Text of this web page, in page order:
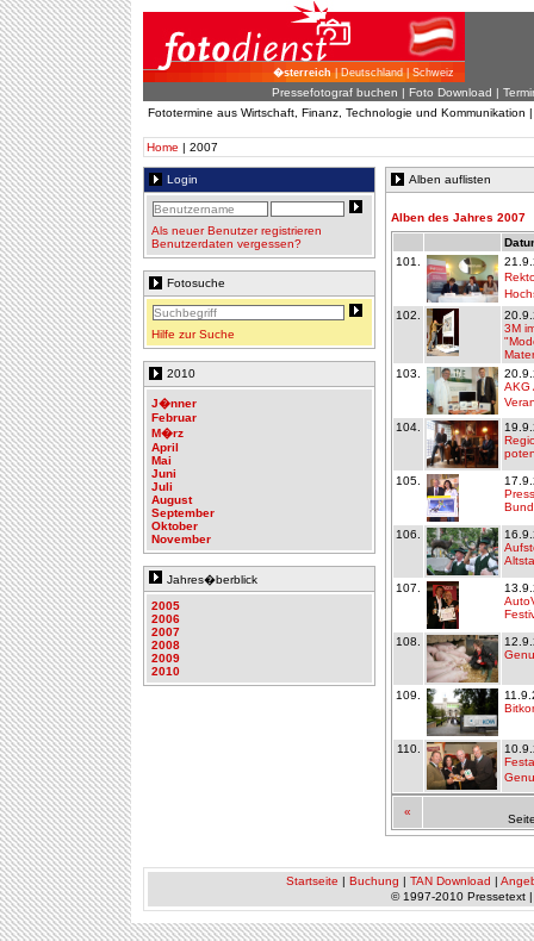
�sterreich| Deutschland | Schweiz
Pressefotograf buchen | Foto Download |
Fototermine aus Wirtschaft, Finanz, Technologie und Kommunikation
Home | 2007
Login
Als neuer Benutzer registrieren
Benutzerdaten vergessen?
Fotosuche
Hilfe zur Suche
2010
J�nner
Februar
M�rz
April
Mai
Juni
Juli
August
September
Oktober
November
Jahres�berblick
2005
2006
2007
2008
2009
2010
Alben auflisten
Alben des Jahres 2007
101.
102.
3M
103.
AKG
104.
105.
106.
107.
108.
109.
110.
«
Startseite | Buchung | TAN Download |
© 1997-2010 Pressetext